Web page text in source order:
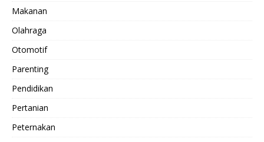
Makanan
Olahraga
Otomotif
Parenting
Pendidikan
Pertanian
Peternakan